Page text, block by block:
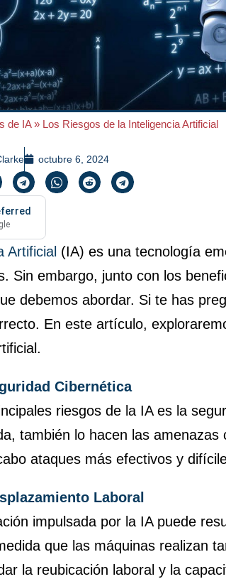
de IA» Los Riesgos de la Inteligencia Artificial
octubre 6, 2024
Artificial (IA) es una tecnología
Sin embargo, junto con los
debemos abordar. Si te has
En este artículo,
Cibernética
riesgos de la IA es la
también lo hacen las
ataques más efectivos y
Laboral
impulsada por la IA puede
que las máquinas realizan
la reubicación laboral y la